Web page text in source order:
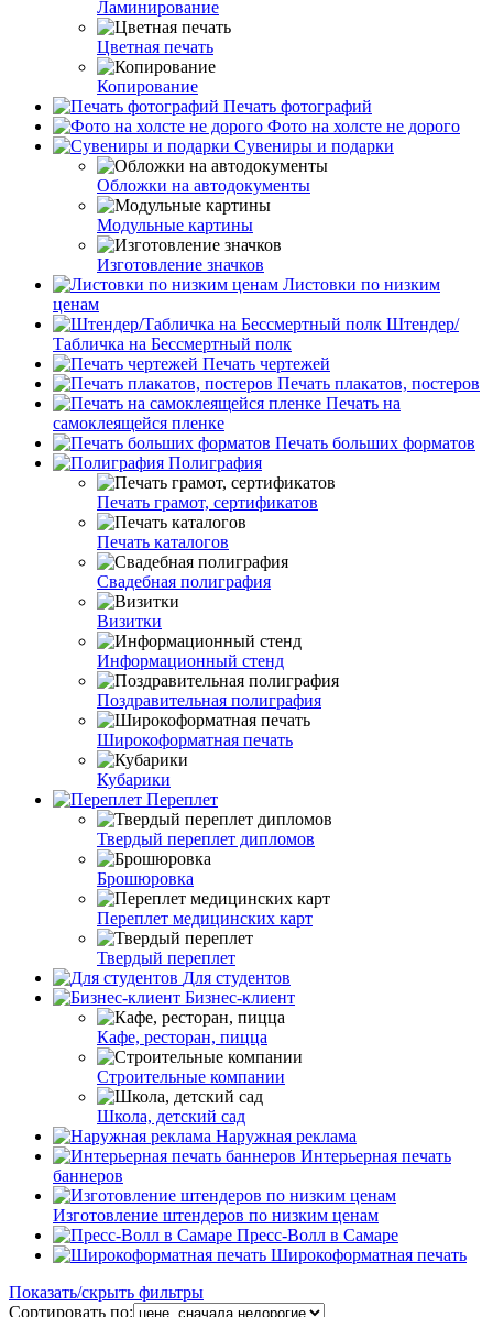
Ламинирование
Цветная печать
Копирование
Печать фотографий
Фото на холсте не дорого
Сувениры и подарки
Обложки на автодокументы
Модульные картины
Изготовление значков
Листовки по низким
ценам
Штендер/
Табличка на Бессмертный полк
Печать чертежей
Печать плакатов, постеров
Печать на
самоклеящейся пленке
Печать больших форматов
Полиграфия
Печать грамот, сертификатов
Печать каталогов
Свадебная полиграфия
Визитки
Информационный стенд
Поздравительная полиграфия
Широкоформатная печать
Кубарики
Переплет
Твердый переплет дипломов
Брошюровка
Переплет медицинских карт
Твердый переплет
Для студентов
Бизнес-клиент
Кафе, ресторан, пицца
Строительные компании
Школа, детский сад
Наружная реклама
Интерьерная печать
баннеров
Изготовление штендеров по низким ценам
Пресс-Волл в Самаре
Широкоформатная печать
Показать/скрыть фильтры
Сортировать по: